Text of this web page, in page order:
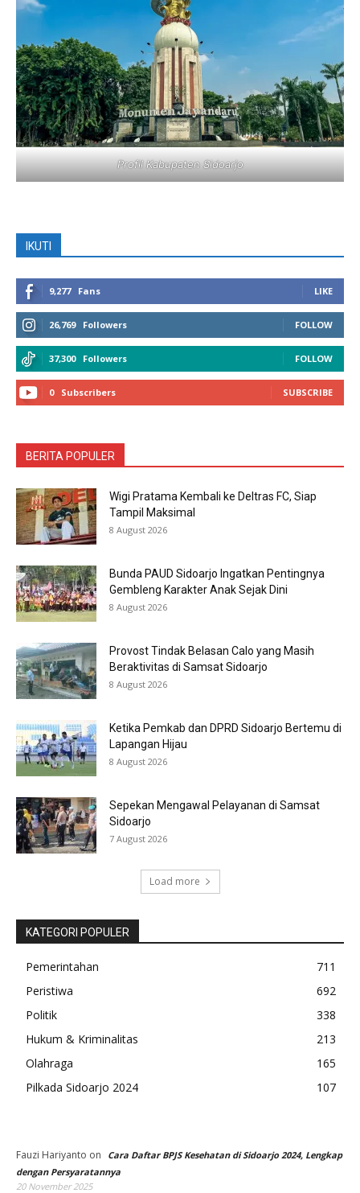
Profil Kabupaten Sidoarjo
IKUTI
9,277 Fans LIKE
26,769 Followers FOLLOW
37,300 Followers FOLLOW
0 Subscribers SUBSCRIBE
BERITA POPULER
Wigi Pratama Kembali ke Deltras FC, Siap
Tampil Maksimal
8 August 2026
Bunda PAUD Sidoarjo Ingatkan Pentingnya
Gembleng Karakter Anak Sejak Dini
8 August 2026
Provost Tindak Belasan Calo yang Masih
Beraktivitas di Samsat Sidoarjo
8 August 2026
Ketika Pemkab dan DPRD Sidoarjo Bertemu di
Lapangan Hijau
8 August 2026
Sepekan Mengawal Pelayanan di Samsat
Sidoarjo
7 August 2026
Load more
KATEGORI POPULER
Pemerintahan
711
Peristiwa
692
Politik
338
Hukum & Kriminalitas
213
Olahraga
165
Pilkada Sidoarjo 2024
107
Fauzi Hariyanto on
Cara Daftar BPJS Kesehatan di Sidoarjo 2024, Lengkap
dengan Persyaratannya
20 November 2025